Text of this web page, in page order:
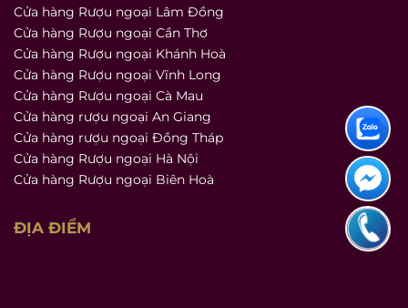
Cửa hàng Rượu ngoại Lâm Đồng
Cửa hàng Rượu ngoại Cần Thơ
Cửa hàng Rượu ngoại Khánh Hoà
Cửa hàng Rượu ngoại Vĩnh Long
Cửa hàng Rượu ngoại Cà Mau
Cửa hàng rượu ngoại An Giang
Cửa hàng rượu ngoại Đồng Tháp
Cửa hàng Rượu ngoại Hà Nội
Cửa hàng Rượu ngoại Biên Hoà
ĐỊA ĐIỂM